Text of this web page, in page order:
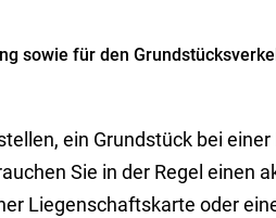
sowie für den
ein Grundstück bei einer
Sie in der Regel einen
Liegenschaftskarte oder